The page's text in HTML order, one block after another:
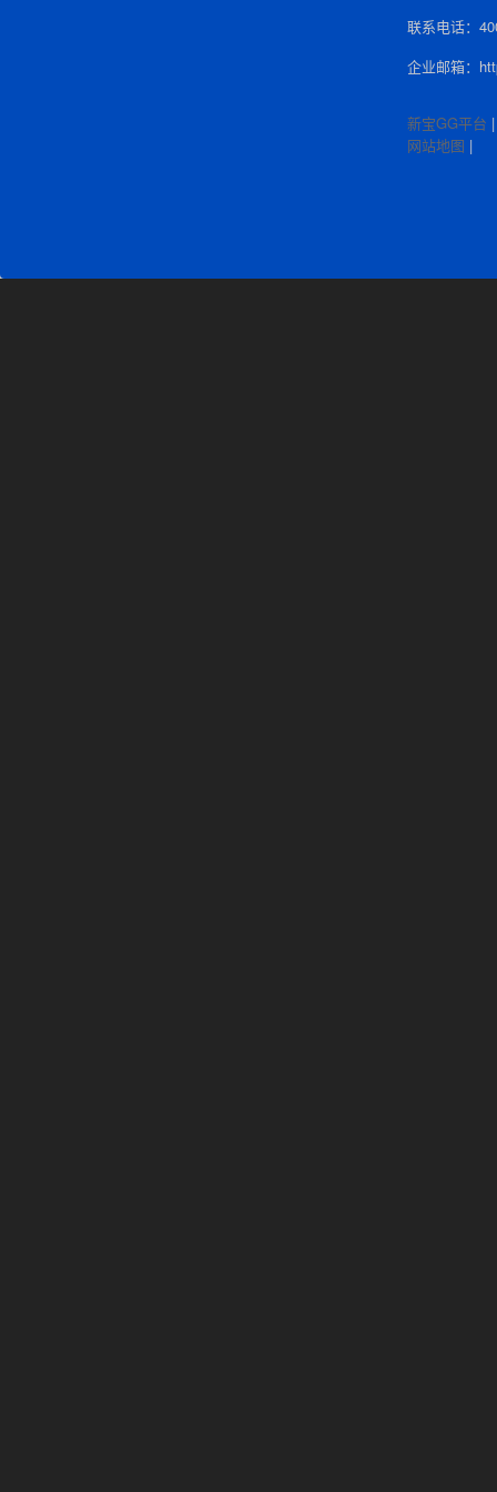
联系电话：
企业邮箱：
新宝GG平台
网站地图 |